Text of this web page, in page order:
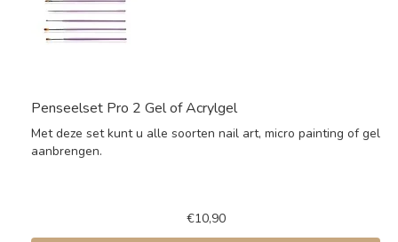
Penseelset Pro 2 Gel of Acrylgel
Met deze set kunt u alle soorten nail art, micro painting of gel
aanbrengen.
€10,90